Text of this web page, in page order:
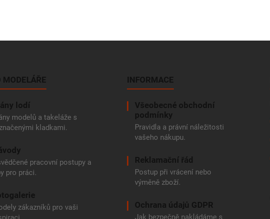
MODELÁŘE
lodí
modelů a takeláže s
kladkami.
pracovní postupy a
pro práci.
zákazníků pro vaši
INFORMACE
Všeobecné obchodní
podmínky
Pravidla a právní náležitosti
vašeho nákupu.
Reklamační řád
Postup při vrácení nebo
výměně zboží.
Ochrana údajů GDPR
Jak bezpečně nakládáme s